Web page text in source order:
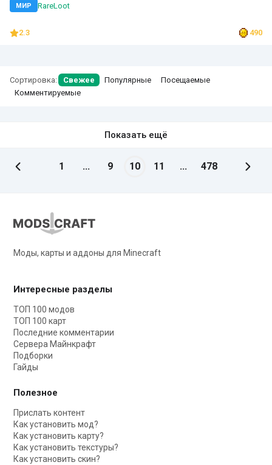
МИР RareLoot
2.3 490
Сортировка: Свежее Популярные
Посещаемые
Комментируемые
Показать ещё
1 ... 9 10 11 ... 478
Моды, карты и аддоны для Minecraft
Интересные разделы
ТОП 100 модов
ТОП 100 карт
Последние комментарии
Сервера Майнкрафт
Подборки
Гайды
Полезное
Прислать контент
Как установить мод?
Как установить карту?
Как установить текстуры?
Как установить скин?